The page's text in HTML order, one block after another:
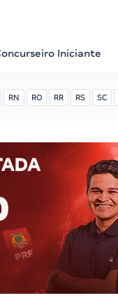
Iniciante
RN RO RR RS SC